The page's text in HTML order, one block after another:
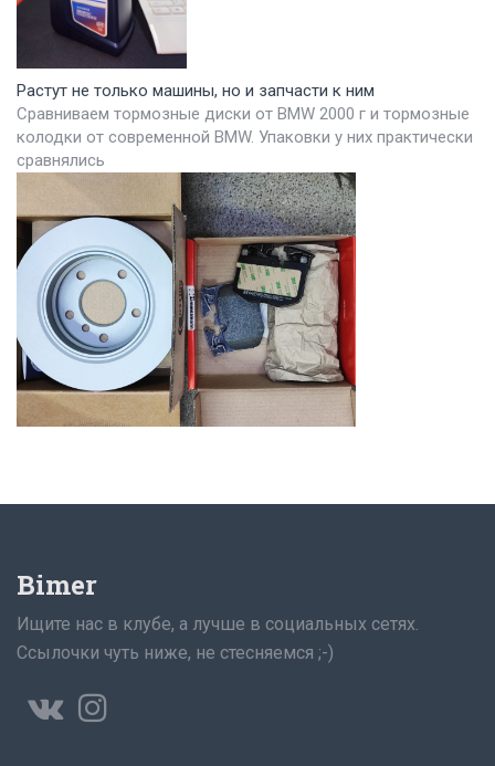
Растут не только машины, но и запчасти к ним
Сравниваем тормозные диски от BMW 2000 г и тормозные
колодки от современной BMW. Упаковки у них практически
сравнялись
Bimer
Ищите нас в клубе, а лучше в социальных сетях.
Ссылочки чуть ниже, не стесняемся ;-)